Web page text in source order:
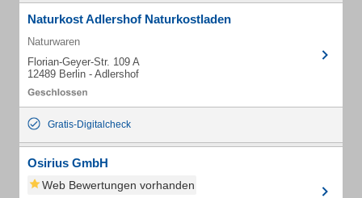
Naturkost Adlershof Naturkostladen
Naturwaren
Florian-Geyer-Str. 109 A
12489 Berlin - Adlershof
Gratis-Digitalcheck
Osirius GmbH
Web Bewertungen vorhanden